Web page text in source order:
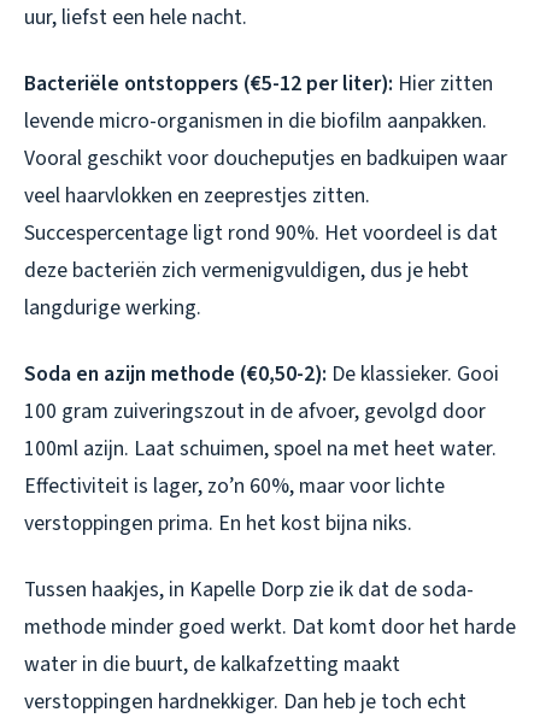
uur, liefst een hele nacht.
Bacteriële ontstoppers (€5-12 per liter): Hier zitten
levende micro-organismen in die biofilm aanpakken.
Vooral geschikt voor doucheputjes en badkuipen waar
veel haarvlokken en zeeprestjes zitten.
Succespercentage ligt rond 90%. Het voordeel is dat
deze bacteriën zich vermenigvuldigen, dus je hebt
langdurige werking.
Soda en azijn methode (€0,50-2): De klassieker. Gooi
100 gram zuiveringszout in de afvoer, gevolgd door
100ml azijn. Laat schuimen, spoel na met heet water.
Effectiviteit is lager, zo’n 60%, maar voor lichte
verstoppingen prima. En het kost bijna niks.
Tussen haakjes, in Kapelle Dorp zie ik dat de soda-
methode minder goed werkt. Dat komt door het harde
water in die buurt, de kalkafzetting maakt
verstoppingen hardnekkiger. Dan heb je toch echt